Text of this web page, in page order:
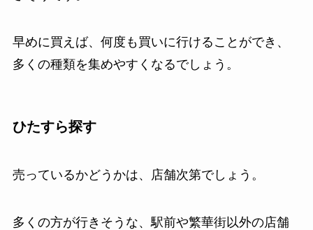
早めに買えば、何度も買いに行けることができ、
多くの種類を集めやすくなるでしょう。
ひたすら探す
売っているかどうかは、店舗次第でしょう。
多くの方が行きそうな、駅前や繁華街以外の店舗